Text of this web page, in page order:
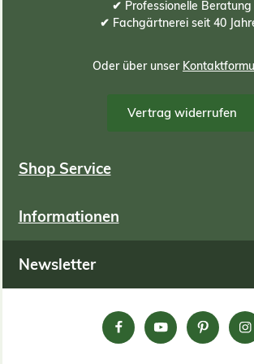
oder Tabelle zur Hilfe nehmen: Berechnungsformel:
(Meter Länge) x (Meter Breite) x
Berechnungsbeispiele: Begrünungsfläche in Meter
✔ Professionelle Beratung
✔ Fachgärtnerei seit 40
Oder über unser
Vertrag widerrufen
Shop Service
Informationen
Newsletter